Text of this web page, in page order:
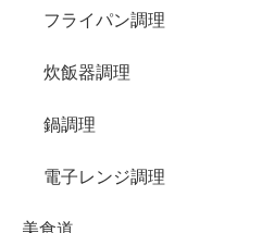
フライパン調理
炊飯器調理
鍋調理
電子レンジ調理
美食道